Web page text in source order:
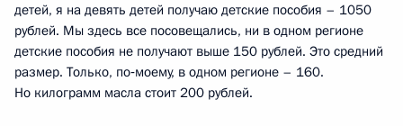
детей, я на девять детей получаю детские пособия – 1050
рублей. Мы здесь все посовещались, ни в одном регионе
детские пособия не получают выше 150 рублей. Это средний
размер. Только, по‑моему, в одном регионе – 160.
Но килограмм масла стоит 200 рублей.